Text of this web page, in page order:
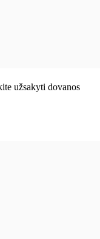
užsakyti dovanos